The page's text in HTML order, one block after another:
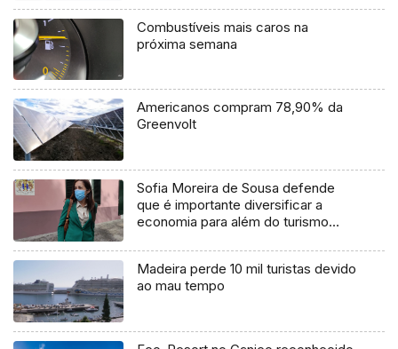
Combustíveis mais caros na
próxima semana
Americanos compram 78,90% da
Greenvolt
Sofia Moreira de Sousa defende
que é importante diversificar a
economia para além do turismo
Madeira perde 10 mil turistas devido
ao mau tempo